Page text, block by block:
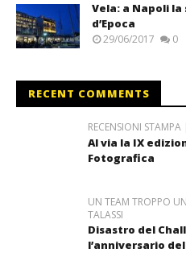
Vela: a Napoli
d’Epoca
29/06/2017 0
RECENT COMMENTS
RECENSIONI
Al via la IX
Fotografica
UN TEAM TROPPO
TALASSI
Disastro del
l’anniversario